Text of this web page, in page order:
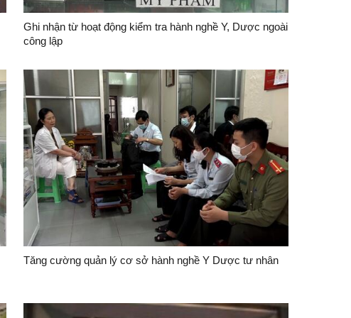
Ghi nhận từ hoạt động kiểm tra hành nghề Y, Dược ngoài
công lập
Tăng cường quản lý cơ sở hành nghề Y Dược tư nhân